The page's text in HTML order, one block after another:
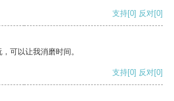
支持[0] 反对[0]
可以让我消磨时间。
支持[0] 反对[0]